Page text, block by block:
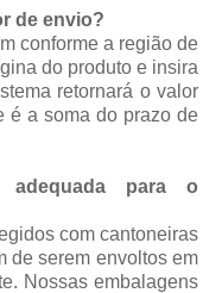
de envio?
conforme a região de
do produto e insira
retornará o valor
é a soma do prazo de
para o
com cantoneiras
de serem envoltos em
Nossas embalagens